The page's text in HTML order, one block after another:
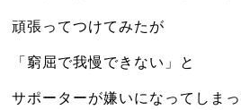
頑張ってつけてみたが
「窮屈で我慢できない」と
サポーターが嫌いになってしま